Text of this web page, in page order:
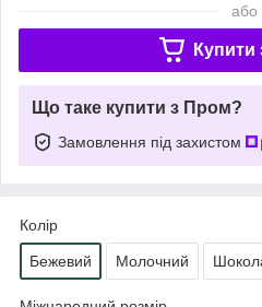
або
Купити
Що таке купити з Пром?
Замовлення під захистом
Колір
Бежевий Молочний